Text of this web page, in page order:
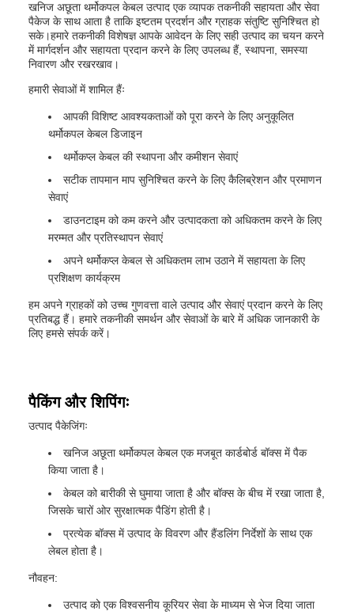
खनिज अछूता थर्मोकपल केबल उत्पाद एक व्यापक तकनीकी सहायता और सेवा
पैकेज के साथ आता है ताकि इष्टतम प्रदर्शन और ग्राहक संतुष्टि सुनिश्चित हो
सके।हमारे तकनीकी विशेषज्ञ आपके आवेदन के लिए सही उत्पाद का चयन करने
में मार्गदर्शन और सहायता प्रदान करने के लिए उपलब्ध हैं, स्थापना, समस्या
निवारण और रखरखाव।
हमारी सेवाओं में शामिल हैंः
आपकी विशिष्ट आवश्यकताओं को पूरा करने के लिए अनुकूलित
थर्मोकपल केबल डिजाइन
थर्मोकप्ल केबल की स्थापना और कमीशन सेवाएं
सटीक तापमान माप सुनिश्चित करने के लिए कैलिब्रेशन और प्रमाणन
सेवाएं
डाउनटाइम को कम करने और उत्पादकता को अधिकतम करने के लिए
मरम्मत और प्रतिस्थापन सेवाएं
अपने थर्मोकप्ल केबल से अधिकतम लाभ उठाने में सहायता के लिए
प्रशिक्षण कार्यक्रम
हम अपने ग्राहकों को उच्च गुणवत्ता वाले उत्पाद और सेवाएं प्रदान करने के लिए
प्रतिबद्ध हैं। हमारे तकनीकी समर्थन और सेवाओं के बारे में अधिक जानकारी के
लिए हमसे संपर्क करें।
पैकिंग और शिपिंगः
उत्पाद पैकेजिंगः
खनिज अछूता थर्मोकपल केबल एक मजबूत कार्डबोर्ड बॉक्स में पैक
किया जाता है।
केबल को बारीकी से घुमाया जाता है और बॉक्स के बीच में रखा जाता है,
जिसके चारों ओर सुरक्षात्मक पैडिंग होती है।
प्रत्येक बॉक्स में उत्पाद के विवरण और हैंडलिंग निर्देशों के साथ एक
लेबल होता है।
नौवहन:
उत्पाद को एक विश्वसनीय कूरियर सेवा के माध्यम से भेज दिया जाता